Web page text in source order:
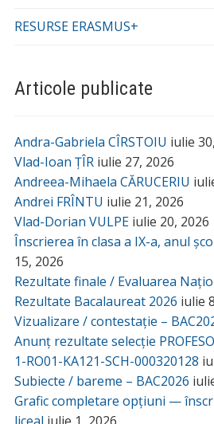
RESURSE ERASMUS+
Articole publicate
Andra-Gabriela CÎRSTOIU iulie
Vlad-Ioan ȚÎR iulie 27, 2026
Andreea-Mihaela CĂRUCERIU
Andrei FRÎNTU iulie 21, 2026
Vlad-Dorian VULPE iulie 20, 2026
Înscrierea în clasa a IX-a, anul
15, 2026
Rezultate finale / Evaluarea
Rezultate Bacalaureat 2026 iulie
Vizualizare / contestație –
Anunț rezultate selecție
1-RO01-KA121-SCH-000320128
Subiecte / bareme – BAC2026
Grafic completare opțiuni —